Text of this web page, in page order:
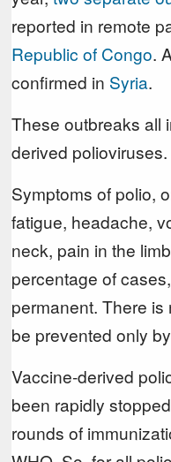
reported in remote
Republic of Congo.
confirmed in Syria.
These outbreaks all
derived polioviruses.
Symptoms of polio,
fatigue, headache,
neck, pain in the
percentage of
permanent. There
be prevented only
Vaccine-derived
been rapidly
rounds of